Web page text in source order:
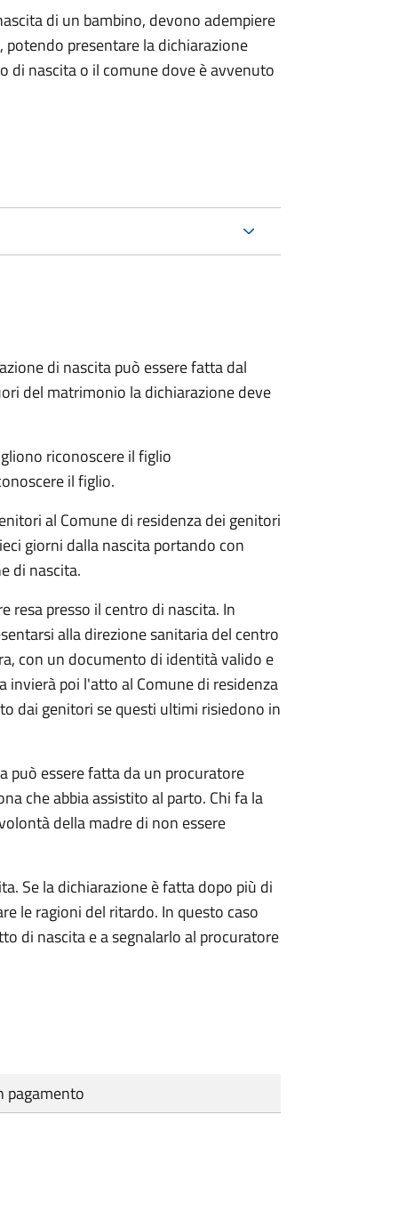
di un bambino, devono adempiere
presentare la dichiarazione
di nascita o il comune dove è avvenuto
di nascita può essere fatta dal
del matrimonio la dichiarazione deve
riconoscere il figlio
il figlio.
al Comune di residenza dei genitori
giorni dalla nascita portando con
di nascita.
resa presso il centro di nascita. In
alla direzione sanitaria del centro
con un documento di identità valido e
invierà poi l'atto al Comune di residenza
dai genitori se questi ultimi risiedono in
può essere fatta da un procuratore
che abbia assistito al parto. Chi fa la
della madre di non essere
Se la dichiarazione è fatta dopo più di
le ragioni del ritardo. In questo caso
di nascita e a segnalarlo al procuratore
pagamento